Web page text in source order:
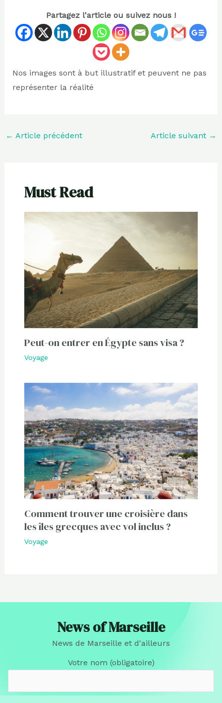
Partagez l'article ou suivez nous !
Nos images sont à but illustratif et peuvent ne pas
représenter la réalité
← Article précédent Article suivant →
Must Read
Peut-on entrer en Égypte sans visa ?
Voyage
Comment trouver une croisière dans
les îles grecques avec vol inclus ?
Voyage
News of Marseille
News de Marseille et d'ailleurs
Votre nom (obligatoire)